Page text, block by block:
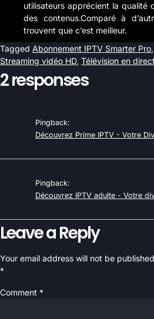
utilisateurs apprécient la qualité
des contenus.Comparé à
trouvent que c’est meilleur.
Tagged Abonnement IPTV Smarter Pro,
Streaming vidéo HD, Télévision en
2 responses
Pingback:
Découvrez Prime IPTV - Votre
Pingback:
Découvrez IPTV adulte - Votre
Leave a Reply
Your email address will not be
*
Comment *